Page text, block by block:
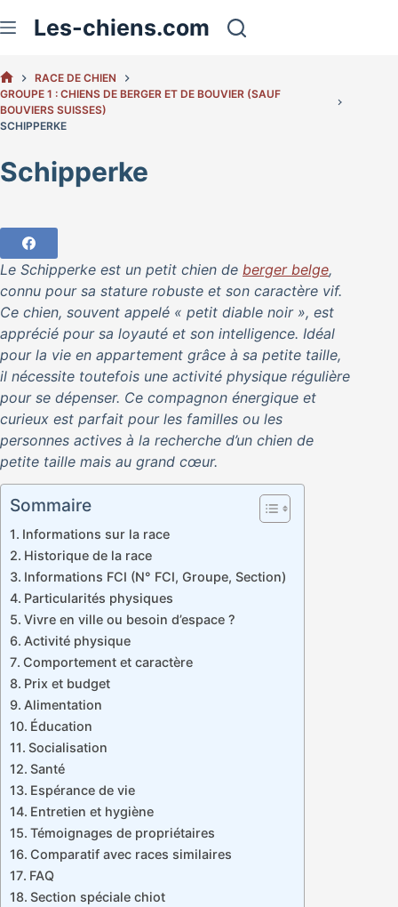
au
Les-chiens.com
ACCUEIL
RACE DE CHIEN
GROUPE 1 : CHIENS DE BERGER ET DE BOUVIER (SAUF
BOUVIERS SUISSES)
SCHIPPERKE
Schipperke
Le Schipperke est un petit chien de berger belge,
connu pour sa stature robuste et son caractère vif.
Ce chien, souvent appelé « petit diable noir », est
apprécié pour sa loyauté et son intelligence. Idéal
pour la vie en appartement grâce à sa petite taille,
il nécessite toutefois une activité physique régulière
pour se dépenser. Ce compagnon énergique et
curieux est parfait pour les familles ou les
personnes actives à la recherche d’un chien de
petite taille mais au grand cœur.
Sommaire
Informations sur la race
Historique de la race
Informations FCI (N° FCI, Groupe, Section)
Particularités physiques
Vivre en ville ou besoin d’espace ?
Activité physique
Comportement et caractère
Prix et budget
Alimentation
Éducation
Socialisation
Santé
Espérance de vie
Entretien et hygiène
Témoignages de propriétaires
Comparatif avec races similaires
FAQ
Section spéciale chiot